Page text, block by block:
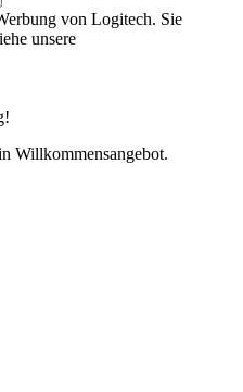
von Logitech. Sie
unsere
Willkommensangebot.